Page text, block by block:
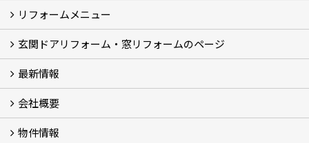
フォトギャラリー
BeforeAfter (29)
お客様の声
リフォームメニュー
リフォームの流れ
窓リフォーム (3)
玄関ドアリフォーム (2)
キッチンリフォーム (4)
浴室リフォーム (3)
トイレリフォーム (5)
洗面リフォーム (2)
マンションリフォーム (3)
収納リフォーム
カーポート工事
風除室工事
ウッドデッキ・タイルデッキ工事
エクステリア工事 (2)
内装リフォーム
雨樋設置・修繕
外壁張替・塗装 (2)
エアコン取付工事
玄関ドアリフォーム・窓リフォームのページ
玄関ドアリフォーム
内窓交換・外窓交換・ガラス交換 (18)
最新情報
補助金情報
各種キャンペーン (2)
会社概要
会社概要
コンセプト
アクセス
スタッフ紹介
スタッフブログ
プライバシーポリシー
アフターメンテナンス
お客様サポート
事業紹介
物件情報